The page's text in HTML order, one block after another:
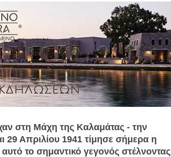
στη Μάχη της Καλαμάτας - την
29 Απριλίου 1941 τίμησε σήμερα η
το σημαντικό γεγονός στέλνοντας